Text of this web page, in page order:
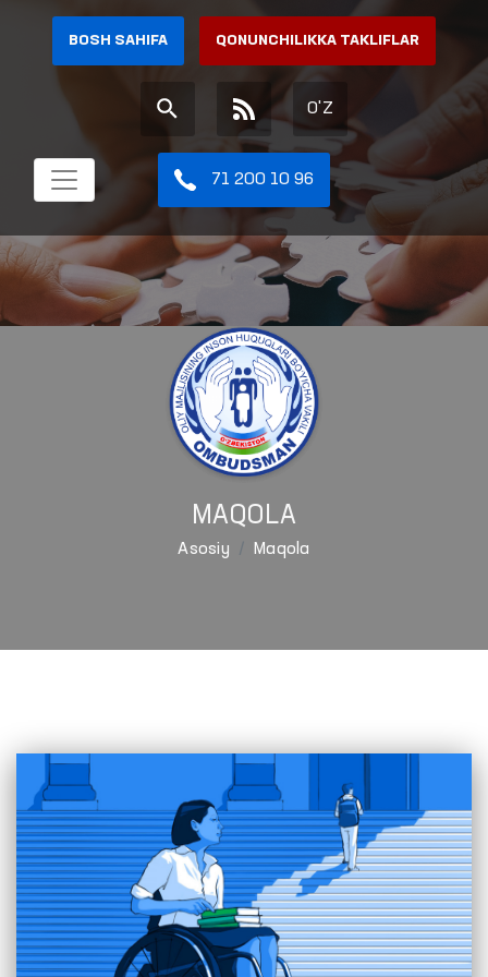
BOSH SAHIFA QONUNCHILIKKA TAKLIFLAR
O'Z
71 200 10 96
MAQOLA
Asosiy Maqola